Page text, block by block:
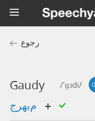
رجوع
Gaudy /'ɡɔdi/